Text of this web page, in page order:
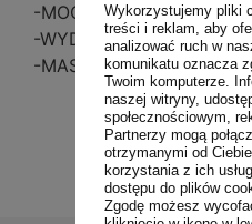
Wykorzystujemy pliki
treści i reklam, aby
analizować ruch w
komunikatu oznacza
Twoim komputerze.
naszej witryny,
społecznościowym,
Partnerzy mogą
otrzymanymi od
korzystania z ich
dostępu do plików
Zgodę możesz
-MOC CIĄGNIKA (KM)
-WYDAJNOŚĆ ROBOCZA
-MASA 360 kg